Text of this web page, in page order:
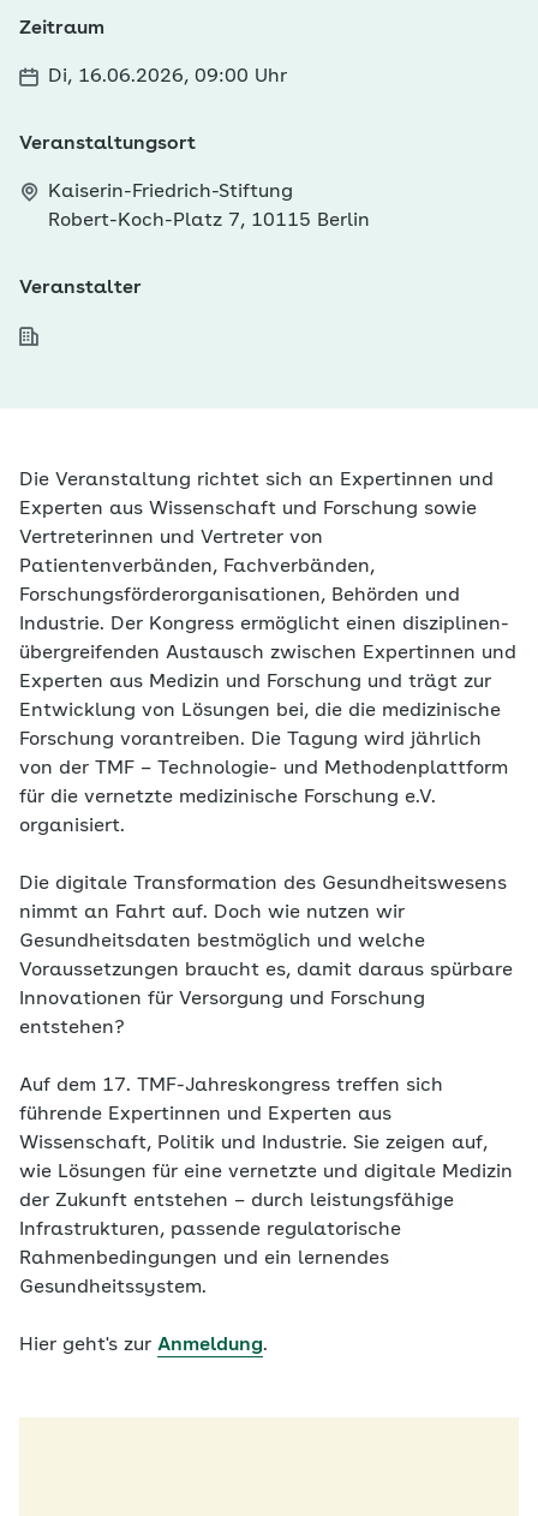
Zeitraum
Di, 16.06.2026, 09:00 Uhr
Veranstaltungsort
Kaiserin-Friedrich-Stiftung
Robert-Koch-Platz 7, 10115 Berlin
Veranstalter
Die Veranstaltung richtet sich an Expertinnen und
Experten aus Wissenschaft und Forschung sowie
Vertreterinnen und Vertreter von
Patientenverbänden, Fachverbänden,
Forschungsförderorganisationen, Behörden und
Industrie. Der Kongress ermöglicht einen disziplinen-
übergreifenden Austausch zwischen Expertinnen und
Experten aus Medizin und Forschung und trägt zur
Entwicklung von Lösungen bei, die die medizinische
Forschung vorantreiben. Die Tagung wird jährlich
von der TMF – Technologie- und Methodenplattform
für die vernetzte medizinische Forschung e.V.
organisiert.
Die digitale Transformation des Gesundheitswesens
nimmt an Fahrt auf. Doch wie nutzen wir
Gesundheitsdaten bestmöglich und welche
Voraussetzungen braucht es, damit daraus spürbare
Innovationen für Versorgung und Forschung
entstehen?
Auf dem 17. TMF-Jahreskongress treffen sich
führende Expertinnen und Experten aus
Wissenschaft, Politik und Industrie. Sie zeigen auf,
wie Lösungen für eine vernetzte und digitale Medizin
der Zukunft entstehen – durch leistungsfähige
Infrastrukturen, passende regulatorische
Rahmenbedingungen und ein lernendes
Gesundheitssystem.
Hier geht's zur Anmeldung.